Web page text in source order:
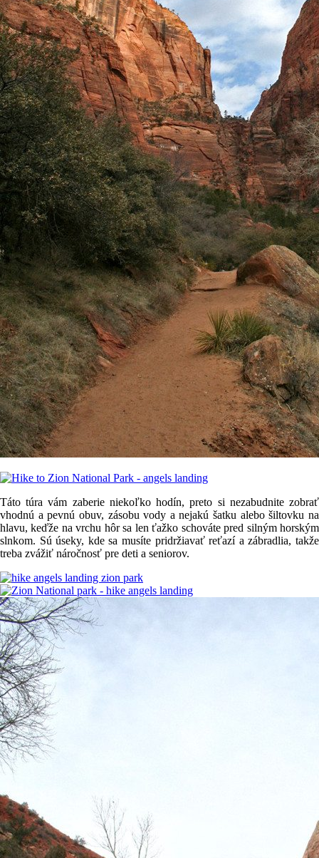
Táto túra vám zaberie niekoľko hodín, preto si nezabudnite zobrať
vhodnú a pevnú obuv, zásobu vody a nejakú šatku alebo šiltovku na
hlavu, keďže na vrchu hôr sa len ťažko schováte pred silným horským
slnkom. Sú úseky, kde sa musíte pridržiavať reťazí a zábradlia, takže
treba zvážiť náročnosť pre deti a seniorov.